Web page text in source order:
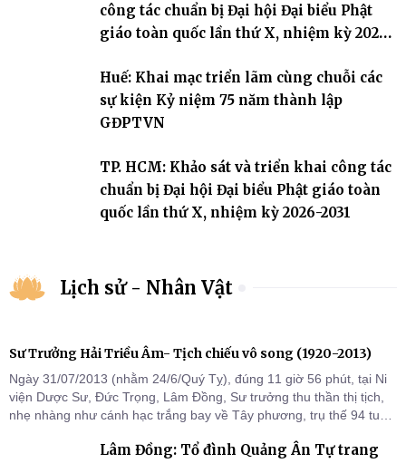
công tác chuẩn bị Đại hội Đại biểu Phật
giáo toàn quốc lần thứ X, nhiệm kỳ 2026-
Huế: Khai mạc triển lãm cùng chuỗi các
sự kiện Kỷ niệm 75 năm thành lập
GĐPTVN
TP. HCM: Khảo sát và triển khai công tác
chuẩn bị Đại hội Đại biểu Phật giáo toàn
quốc lần thứ X, nhiệm kỳ 2026-2031
Lịch sử - Nhân Vật
Sư Trưởng Hải Triều Âm- Tịch chiếu vô song (1920-2013)
Ngày 31/07/2013 (nhằm 24/6/Quý Tỵ), đúng 11 giờ 56 phút, tại Ni
viện Dược Sư, Đức Trọng, Lâm Đồng, Sư trưởng thu thần thị tịch,
nhẹ nhàng như cánh hạc trắng bay về Tây phương, trụ thế 94 tuổi
Lâm Đồng: Tổ đình Quảng Ân Tự trang